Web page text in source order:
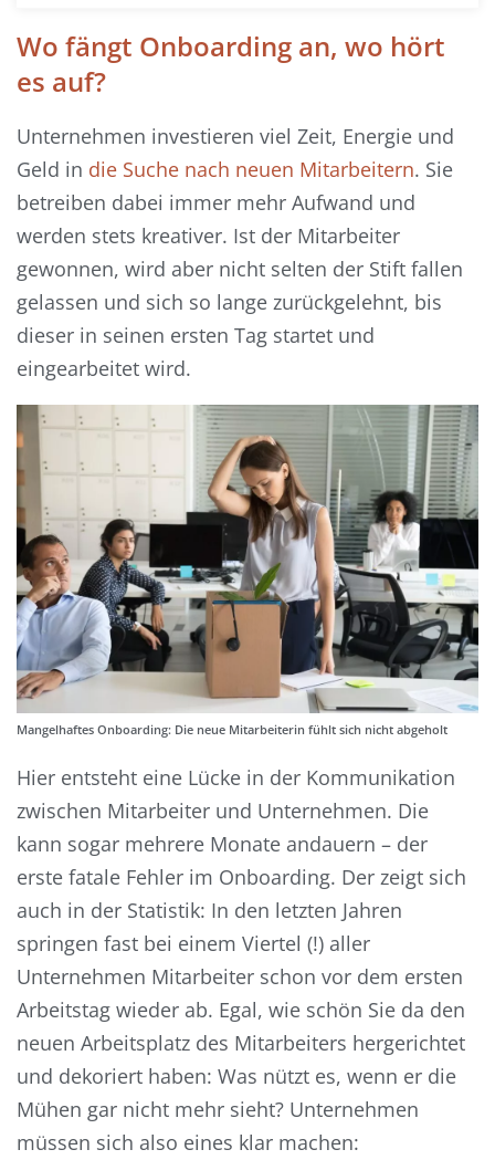
Wo fängt Onboarding an, wo hört
es auf?
Unternehmen investieren viel Zeit, Energie und
Geld in die Suche nach neuen Mitarbeitern. Sie
betreiben dabei immer mehr Aufwand und
werden stets kreativer. Ist der Mitarbeiter
gewonnen, wird aber nicht selten der Stift fallen
gelassen und sich so lange zurückgelehnt, bis
dieser in seinen ersten Tag startet und
eingearbeitet wird.
Mangelhaftes Onboarding: Die neue Mitarbeiterin fühlt sich nicht abgeholt
Hier entsteht eine Lücke in der Kommunikation
zwischen Mitarbeiter und Unternehmen. Die
kann sogar mehrere Monate andauern – der
erste fatale Fehler im Onboarding. Der zeigt sich
auch in der Statistik: In den letzten Jahren
springen fast bei einem Viertel (!) aller
Unternehmen Mitarbeiter schon vor dem ersten
Arbeitstag wieder ab. Egal, wie schön Sie da den
neuen Arbeitsplatz des Mitarbeiters hergerichtet
und dekoriert haben: Was nützt es, wenn er die
Mühen gar nicht mehr sieht? Unternehmen
müssen sich also eines klar machen: